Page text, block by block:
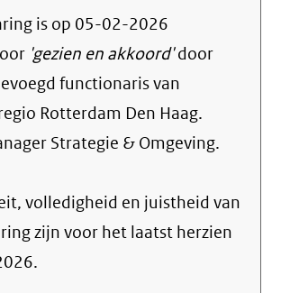
is op 05-02-2026
'gezien en akkoord'door
functionaris van
Rotterdam Den Haag.
Strategie & Omgeving.
volledigheid en juistheid van
zijn voor het laatst herzien